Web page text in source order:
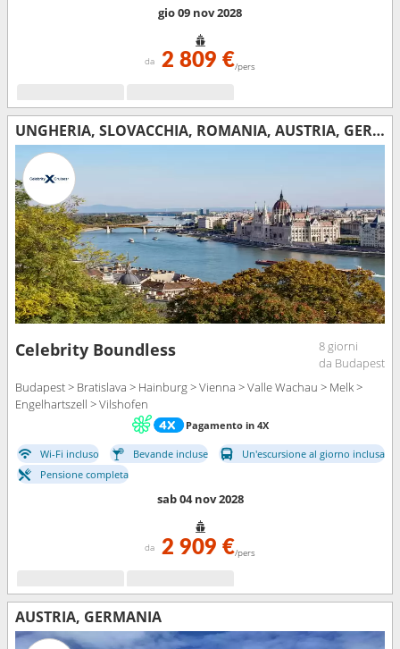
gio 09 nov 2028
da 2 809 €/pers
UNGHERIA, SLOVACCHIA, ROMANIA, AUSTRIA, GERMANIA
Celebrity Boundless
8 giorni
da Budapest
Budapest > Bratislava > Hainburg > Vienna > Valle Wachau > Melk >
Engelhartszell > Vilshofen
Pagamento in 4X
Wi-Fi incluso Bevande incluse
Un'escursione al giorno inclusa
Pensione completa
sab 04 nov 2028
da 2 909 €/pers
AUSTRIA, GERMANIA